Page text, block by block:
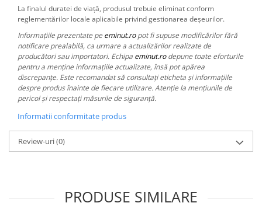
La finalul duratei de viață, produsul trebuie eliminat conform
reglementărilor locale aplicabile privind gestionarea deșeurilor.
Informațiile prezentate pe eminut.ropot fi supuse modificărilor fără
notificare prealabilă, ca urmare a actualizărilor realizate de
producători sau importatori. Echipa eminut.rodepune toate eforturile
pentru a menține informațiile actualizate, însă pot apărea
discrepanțe. Este recomandat să consultați eticheta și informațiile
despre produs înainte de fiecare utilizare. Atenție la mențiunile de
pericol și respectați măsurile de siguranță.
Informatii conformitate produs
Review-uri(0)
PRODUSE SIMILARE